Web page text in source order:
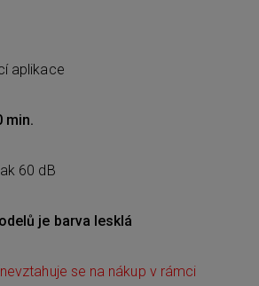
aplikace
min.
60 dB
je barva lesklá
nevztahuje se na nákup v rámci